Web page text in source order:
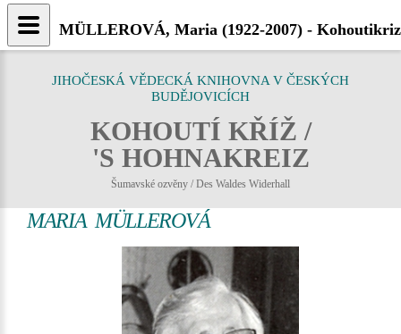
JIHOČESKÁ VĚDECKÁ KNIHOVNA V ČESKÝCH
BUDĚJOVICÍCH
KOHOUTÍ KŘÍŽ /
'S HOHNAKREIZ
Šumavské ozvěny / Des Waldes Widerhall
MARIA MÜLLEROVÁ
MÜLLEROVÁ, Maria (1922-2007) -